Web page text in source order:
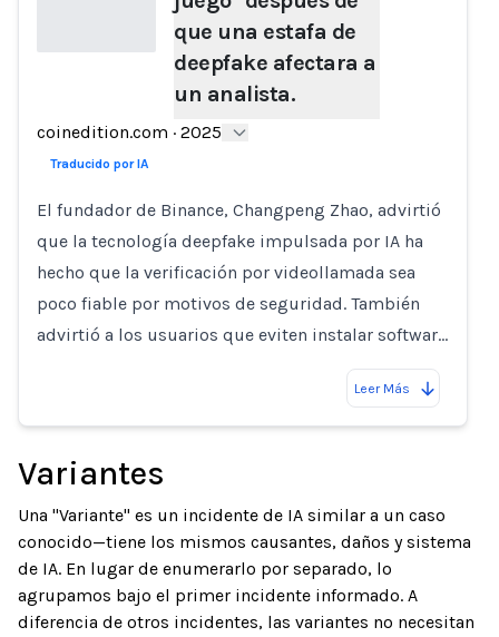
que una estafa de
deepfake afectara a
un analista.
coinedition.com · 2025
Traducido por IA
El fundador de Binance, Changpeng Zhao, advirtió
que la tecnología deepfake impulsada por IA ha
hecho que la verificación por videollamada sea
poco fiable por motivos de seguridad. También
advirtió a los usuarios que eviten instalar softwar…
Leer Más
Variantes
Una "Variante" es un incidente de IA similar a un caso
conocido—tiene los mismos causantes, daños y sistema
de IA. En lugar de enumerarlo por separado, lo
agrupamos bajo el primer incidente informado. A
diferencia de otros incidentes, las variantes no necesitan